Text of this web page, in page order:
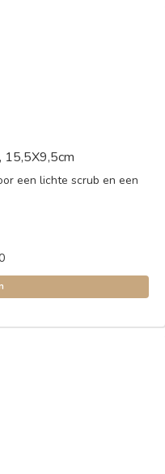
15,5X9,5cm
een lichte scrub en een